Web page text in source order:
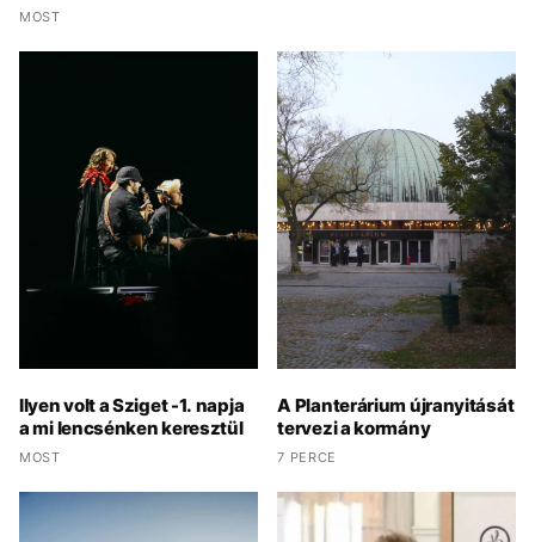
MOST
Ilyen volt a Sziget -1. napja
a mi lencsénken keresztül
MOST
A Planterárium újranyitását
tervezi a kormány
7 PERCE